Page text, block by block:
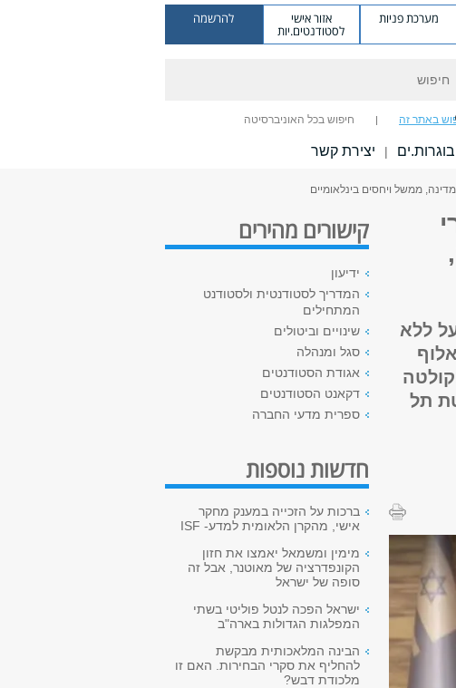
מערכת פניות אזור אישי
לסטודנטים.יות
להרשמה
באתר זה חיפוש בכל האוניברסיטה
בוגרות.ים | יצירת קשר
ממשל ויחסים בינלאומיים
ללא
תל
קישורים מהירים
ידיעון
המדריך לסטודנטית ולסטודנט
המתחילים
שינויים וביטולים
סגל ומנהלה
אגודת הסטודנטים
דקאנט הסטודנטים
ספרית מדעי החברה
חדשות נוספות
ברכות על הזכייה במענק מחקר
אישי, מהקרן הלאומית למדע- ISF
מימין ומשמאל יאמצו את חזון
הקונפדרציה של מאוטנר, אבל זה
סופה של ישראל
ישראל הפכה לנטל פוליטי בשתי
המפלגות הגדולות בארה"ב
הבינה המלאכותית מבקשת
להחליף את סקרי הבחירות. האם זו
מלכודת דבש?